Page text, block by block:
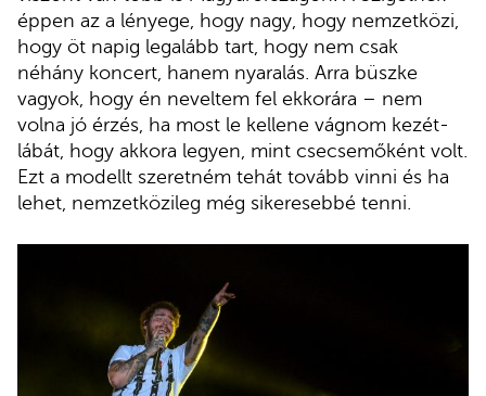
éppen az a lényege, hogy nagy, hogy nemzetközi,
hogy öt napig legalább tart, hogy nem csak
néhány koncert, hanem nyaralás. Arra büszke
vagyok, hogy én neveltem fel ekkorára – nem
volna jó érzés, ha most le kellene vágnom kezét-
lábát, hogy akkora legyen, mint csecsemőként volt.
Ezt a modellt szeretném tehát tovább vinni és ha
lehet, nemzetközileg még sikeresebbé tenni.